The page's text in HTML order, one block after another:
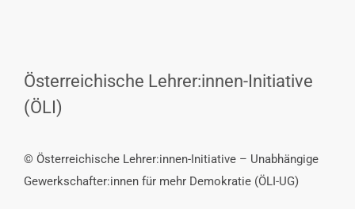
Österreichische Lehrer:innen-Initiative
(ÖLI)
© Österreichische Lehrer:innen-Initiative – Unabhängige
Gewerkschafter:innen für mehr Demokratie (ÖLI-UG)